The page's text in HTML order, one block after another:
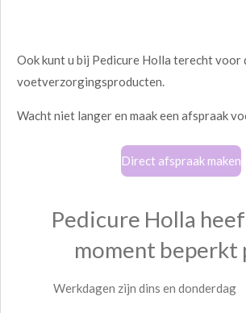
Ook kunt u bij Pedicure Holla terecht voor
voetverzorgingsproducten.
Wacht niet langer en maak een afspraak
Direct afspraak maken
Pedicure Holla
moment beperkt
Werkdagen zijn dins en donderdag